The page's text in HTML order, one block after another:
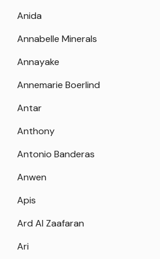
Anida
Annabelle Minerals
Annayake
Annemarie Boerlind
Antar
Anthony
Antonio Banderas
Anwen
Apis
Ard Al Zaafaran
Ari